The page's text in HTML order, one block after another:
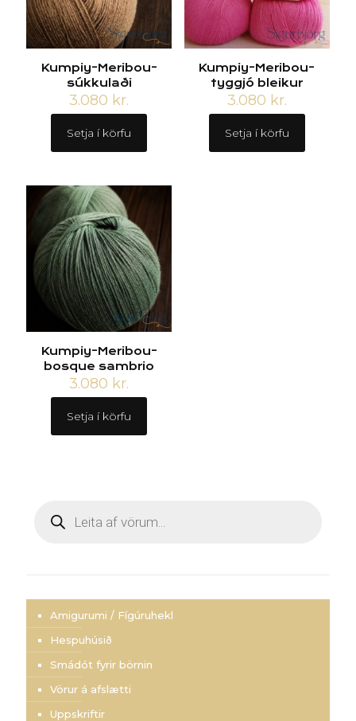
Kumpiy-Meribou-
súkkulaði
3.080 kr.
Setja í körfu
Kumpiy-Meribou-
tyggjó bleikur
3.080 kr.
Setja í körfu
Kumpiy-Meribou-
bosque sambrio
3.080 kr.
Setja í körfu
search
Amigurumi / Fígúruhekl
Hespuhúsið
Smádót fyrir börnin
Vörur á afslætti
Uppskriftir